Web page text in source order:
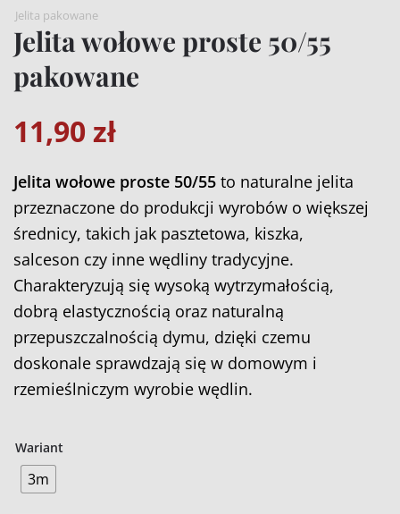
Jelita pakowane
Jelita wołowe proste 50/55
pakowane
11,90 zł
Jelita wołowe proste 50/55 to naturalne jelita
przeznaczone do produkcji wyrobów o większej
średnicy, takich jak pasztetowa, kiszka,
salceson czy inne wędliny tradycyjne.
Charakteryzują się wysoką wytrzymałością,
dobrą elastycznością oraz naturalną
przepuszczalnością dymu, dzięki czemu
doskonale sprawdzają się w domowym i
rzemieślniczym wyrobie wędlin.
Wariant
3m